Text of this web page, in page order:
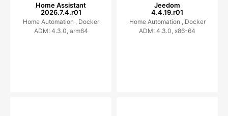
Home Assistant
2026.7.4.r01
Home Automation , Docker
ADM: 4.3.0, arm64
Jeedom
4.4.19.r01
Home Automation , Docker
ADM: 4.3.0, x86-64